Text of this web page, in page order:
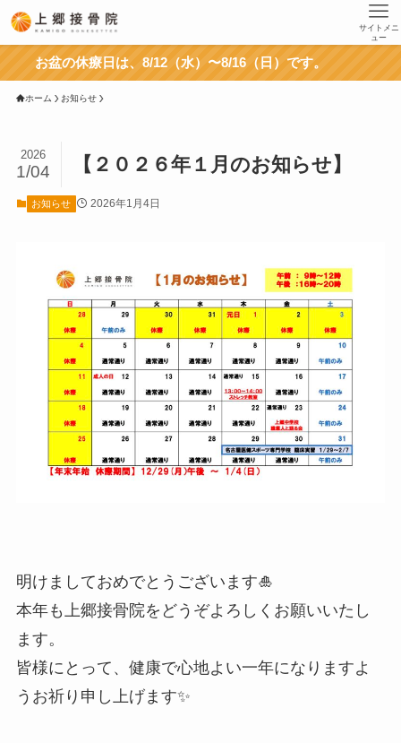
サイトメニ
ュー
お盆の休療日は、8/12（水）〜8/16（日）です。
ホーム お知らせ
【２０２６年１月のお知らせ】
2026
1/04
お知らせ 2026年1月4日
明けましておめでとうございます🎍
本年も上郷接骨院をどうぞよろしくお願いいたし
ます。
皆様にとって、健康で心地よい一年になりますよ
うお祈り申し上げます✨